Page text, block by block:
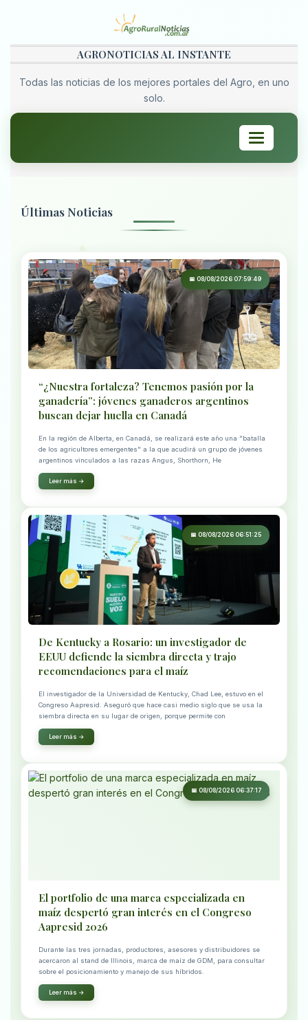
AGRONOTICIAS AL INSTANTE
Todas las noticias de los mejores portales del Agro, en uno
solo.
Toggle
navigation
Últimas Noticias
📅 08/08/2026 07:59:49
“¿Nuestra fortaleza? Tenemos pasión por la
ganadería”: jóvenes ganaderos argentinos
buscan dejar huella en Canadá
En la región de Alberta, en Canadá, se realizará este año una "batalla
de los agricultores emergentes" a la que acudirá un grupo de jóvenes
argentinos vinculados a las razas Angus, Shorthorn, He
Leer más →
📅 08/08/2026 06:51:25
De Kentucky a Rosario: un investigador de
EEUU defiende la siembra directa y trajo
recomendaciones para el maíz
El investigador de la Universidad de Kentucky, Chad Lee, estuvo en el
Congreso Aapresid. Aseguró que hace casi medio siglo que se usa la
siembra directa en su lugar de origen, porque permite con
Leer más →
📅 08/08/2026 06:37:17
El portfolio de una marca especializada en
maíz despertó gran interés en el Congreso
Aapresid 2026
Durante las tres jornadas, productores, asesores y distribuidores se
acercaron al stand de Illinois, marca de maíz de GDM, para consultar
sobre el posicionamiento y manejo de sus híbridos.
Leer más →